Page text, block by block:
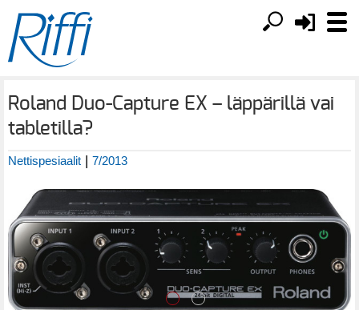
Roland Duo-Capture EX – läppärillä vai
tabletilla?
Nettispesiaalit | 7/2013